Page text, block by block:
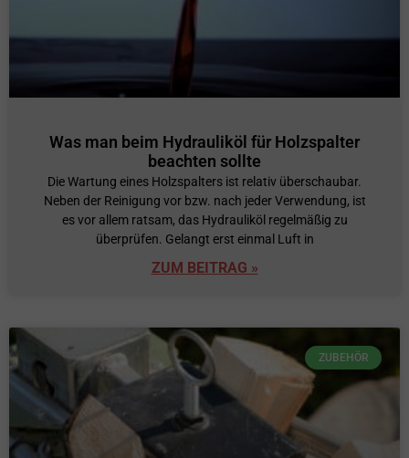
Was man beim Hydrauliköl für Holzspalter
beachten sollte
Die Wartung eines Holzspalters ist relativ überschaubar.
Neben der Reinigung vor bzw. nach jeder Verwendung, ist
es vor allem ratsam, das Hydrauliköl regelmäßig zu
überprüfen. Gelangt erst einmal Luft in
ZUM BEITRAG »
ZUBEHÖR